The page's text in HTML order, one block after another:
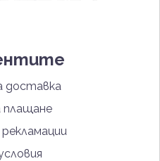
доставка
плащане